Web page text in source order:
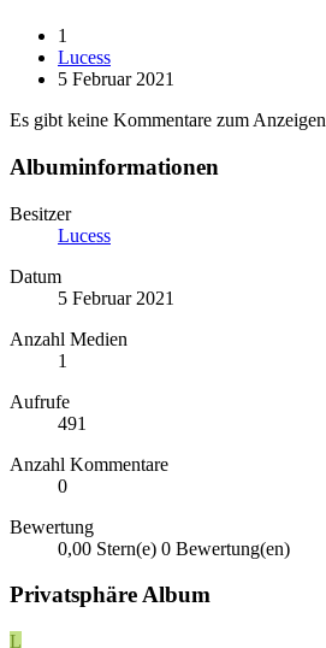
1
Lucess
5 Februar 2021
Es gibt keine Kommentare zum Anzeigen
Albuminformationen
Besitzer
Lucess
Datum
5 Februar 2021
Anzahl Medien
1
Aufrufe
491
Anzahl Kommentare
0
Bewertung
0,00 Stern(e) 0 Bewertung(en)
Privatsphäre Album
L